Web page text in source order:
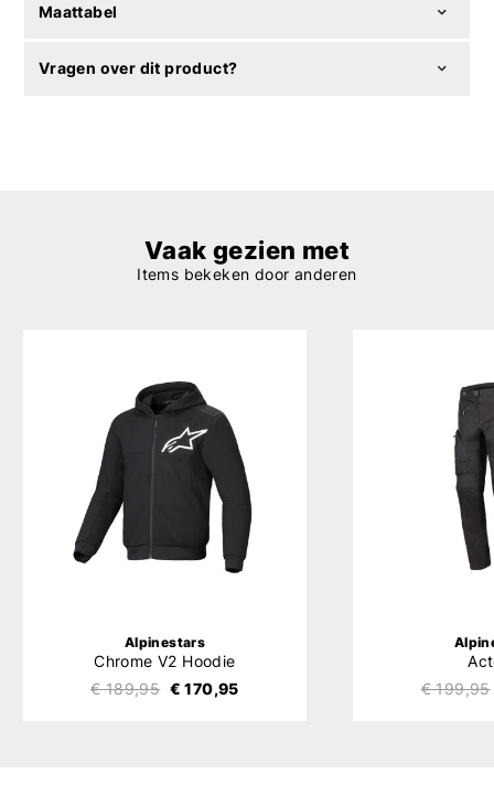
Maattabel
Vragen over dit product?
Vaak gezien met
Items bekeken door anderen
Alpinestars
Chrome V2 Hoodie
€ 189,95 € 170,95
€ 199,95